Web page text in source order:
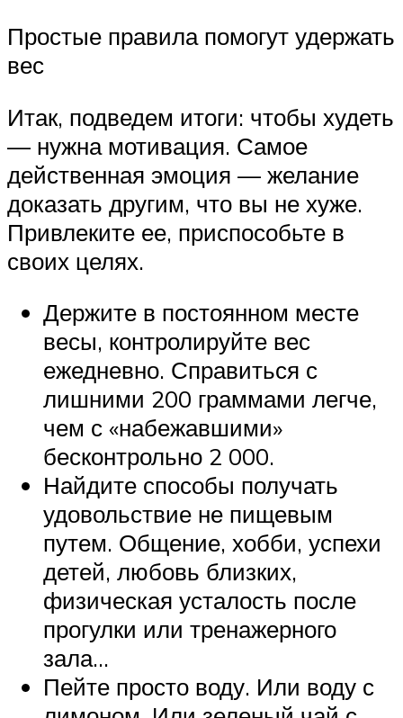
Простые правила помогут удержать
вес
Итак, подведем итоги: чтобы худеть
— нужна мотивация. Самое
действенная эмоция — желание
доказать другим, что вы не хуже.
Привлеките ее, приспособьте в
своих целях.
Держите в постоянном месте
весы, контролируйте вес
ежедневно. Справиться с
лишними 200 граммами легче,
чем с «набежавшими»
бесконтрольно 2 000.
Найдите способы получать
удовольствие не пищевым
путем. Общение, хобби, успехи
детей, любовь близких,
физическая усталость после
прогулки или тренажерного
зала…
Пейте просто воду. Или воду с